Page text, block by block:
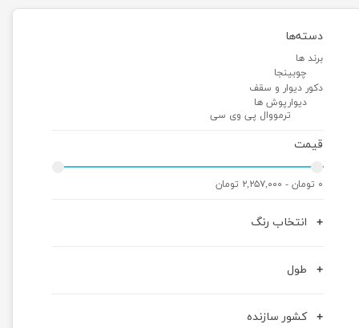
دسته‌ها
برند ها
چوبینجا
دکور دیوار و سقف
دیوارپوش ها
ترمووال پی وی سی
قیمت
۰ تومان - ۲,۲۵۷,۰۰۰ تومان
انتخاب رنگ
طول
کشور سازنده